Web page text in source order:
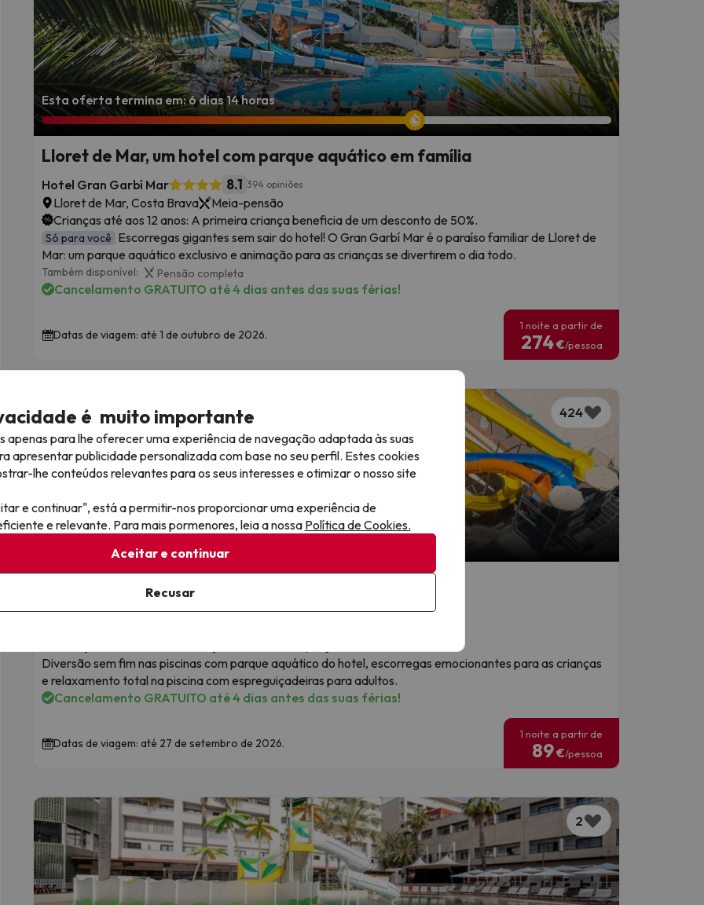
Esta oferta termina em: 6 dias 14 horas
Lloret de Mar, um hotel com parque aquático em família
Hotel Gran Garbí Mar 8.1 394 opiniões
Lloret de Mar, Costa Brava
Meia-pensão
Crianças até aos 12 anos: A primeira criança beneficia de um desconto de 50%.
Só para você Escorregas gigantes sem sair do hotel! O Gran Garbí Mar é o paraíso familiar de Lloret de
Mar: um parque aquático exclusivo e animação para as crianças se divertirem o dia todo.
Também disponível: Pensão completa
Cancelamento GRATUITO até 4 dias antes das suas férias!
Datas de viagem: até 1 de outubro de 2026.
1 noite a partir de
274€/pessoa
424
Oferta Top
Bakour La Manga Splash 7 201 opiniões
Diversão sem fim nas piscinas com parque aquático do hotel, escorregas emocionantes para as crianças
e relaxamento total na piscina com espreguiçadeiras para adultos.
Cancelamento GRATUITO até 4 dias antes das suas férias!
Datas de viagem: até 27 de setembro de 2026.
1 noite a partir de
89€/pessoa
2
é muito importante
apenas para lhe oferecer uma experiência de navegação adaptada às suas
apresentar publicidade personalizada com base no seu perfil. Estes cookies
lhe conteúdos relevantes para os seus interesses e otimizar o nosso site
e continuar", está a permitir-nos proporcionar uma experiência de
e relevante. Para mais pormenores, leia a nossa Política de Cookies.
Aceitar e continuar
Recusar